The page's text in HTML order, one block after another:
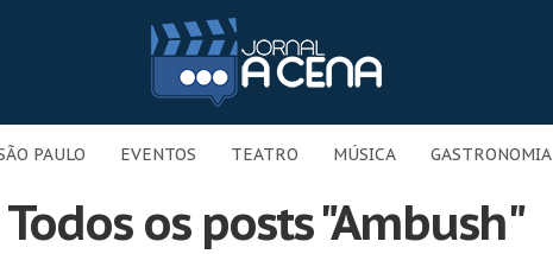
PAULO EVENTOS TEATRO MÚSICA GASTRONOMIA
Todos os posts "Ambush"